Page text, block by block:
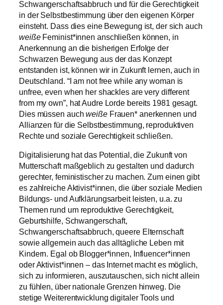
Schwangerschaftsabbruch und für die Gerechtigkeit
in der Selbstbestimmung über den eigenen Körper
einsteht. Dass dies eine Bewegung ist, der sich auch
weiße Feminist*innen anschließen können, in
Anerkennung an die bisherigen Erfolge der
Schwarzen Bewegung aus der das Konzept
entstanden ist, können wir in Zukunft lernen, auch in
Deutschland. “I am not free while any woman is
unfree, even when her shackles are very different
from my own”, hat Audre Lorde bereits 1981 gesagt.
Dies müssen auchweiße Frauen* anerkennen und
Allianzen für die Selbstbestimmung, reproduktiven
Rechte und soziale Gerechtigkeit schließen.
Digitalisierung hat das Potential, die Zukunft von
Mutterschaft maßgeblich zu gestalten und dadurch
gerechter, feministischer zu machen. Zum einen gibt
es zahlreiche Aktivist*innen, die über soziale Medien
Bildungs- und Aufklärungsarbeit leisten, u.a. zu
Themen rund um reproduktive Gerechtigkeit,
Geburtshilfe, Schwangerschaft,
Schwangerschaftsabbruch, queere Elternschaft
sowie allgemein auch das alltägliche Leben mit
Kindern. Egal ob Blogger*innen, Influencer*innen
oder Aktivist*innen – das Internet macht es möglich,
sich zu informieren, auszutauschen, sich nicht allein
zu fühlen, über nationale Grenzen hinweg. Die
stetige Weiterentwicklung digitaler Tools und